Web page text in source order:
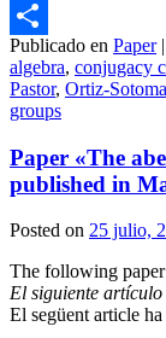
Email
Compartir
Publicado en Paper |
algebra, conjugacy
Pastor, Ortiz-
groups
Paper «The
published in
Posted on 25 julio,
The following paper
El siguiente
El següent article